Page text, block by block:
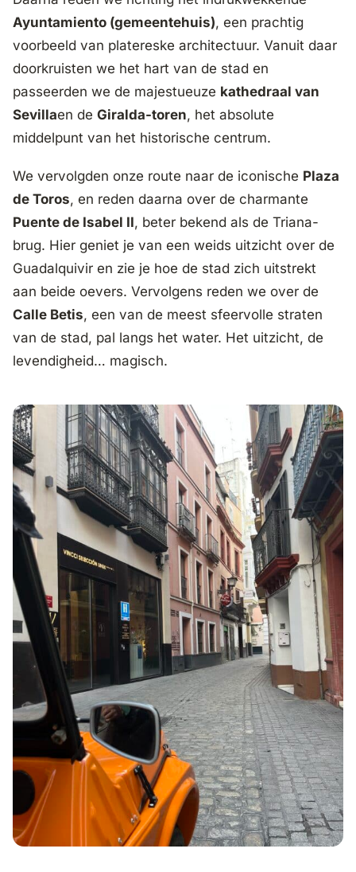
Ayuntamiento (gemeentehuis), een prachtig
voorbeeld van platereske architectuur. Vanuit daar
doorkruisten we het hart van de stad en
passeerden we de majestueuze kathedraal van
Sevillaen de Giralda-toren, het absolute
middelpunt van het historische centrum.
We vervolgden onze route naar de iconische Plaza
de Toros, en reden daarna over de charmante
Puente de Isabel II, beter bekend als de Triana-
brug. Hier geniet je van een weids uitzicht over de
Guadalquivir en zie je hoe de stad zich uitstrekt
aan beide oevers. Vervolgens reden we over de
Calle Betis, een van de meest sfeervolle straten
van de stad, pal langs het water. Het uitzicht, de
levendigheid… magisch.